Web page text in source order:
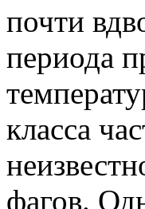
почти
периода
класса
фагов.